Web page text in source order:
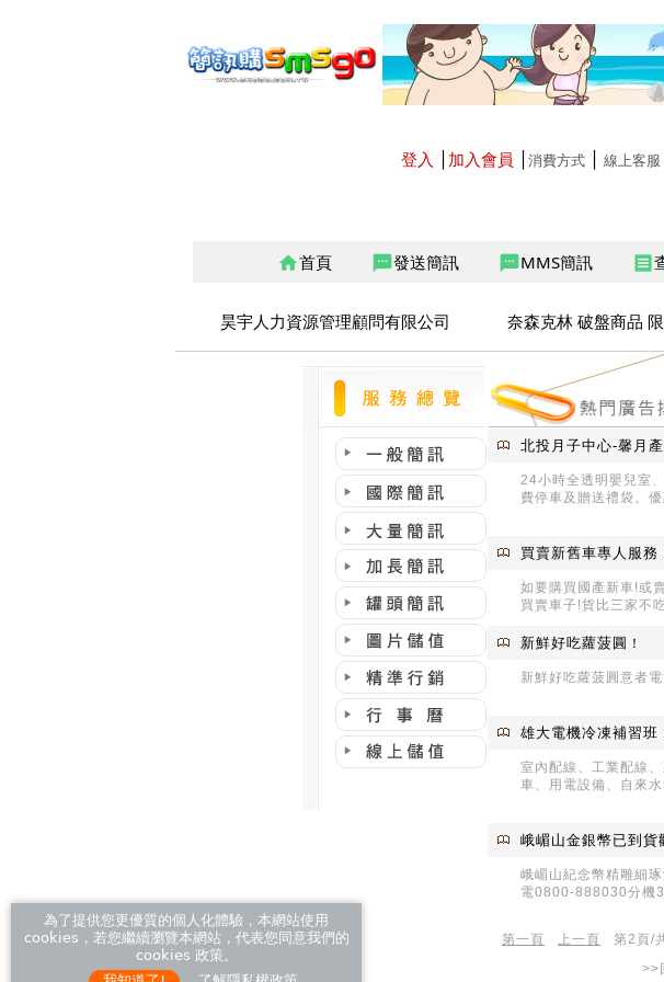
登入 加入會員 消費方式 線上客服
home首頁 sms發送簡訊 smsMMS簡訊 receipt
昊宇人力資源管理顧問有限公司 奈森克林 破盤商品
北投月子中心-馨月
24小時全透明嬰兒室
費停車及贈送禮袋。優
買賣新舊車專人服務
如要購買國產新車!或
買賣車子!貨比三家不
新鮮好吃蘿菠圓 ！
新鮮好吃蘿菠圓意者
雄大電機冷凍補習班
室內配線、工業配線
車、用電設備、自來
峨嵋山金銀幣已到貨
峨嵋山紀念幣精雕細
電0800-888030分機
第一頁
上一頁 第2頁/
>>
為了提供您更優質的個人化體驗，本網站使用
cookies，若您繼續瀏覽本網站，代表您同意我們的
cookies 政策。